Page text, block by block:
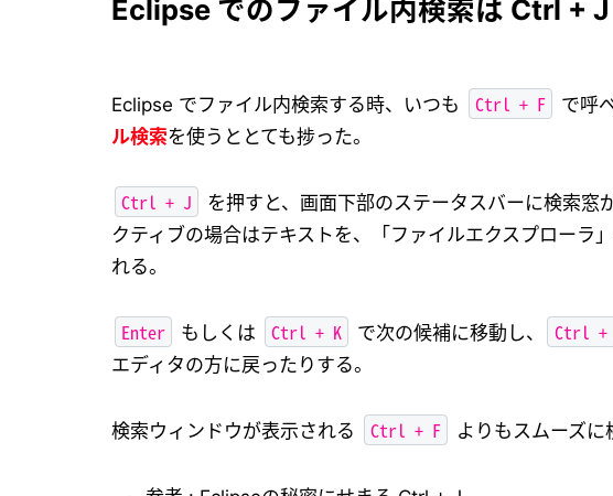
Eclipse でのファイル内検索は Ctrl +
Eclipse でファイル内検索する時、いつも Ctrl + F で呼
ル検索を使うととても捗った。
Ctrl + J
を押すと、画面下部のステータスバーに検索窓
クティブの場合はテキストを、「ファイルエクスプローラ
れる。
Enter もしくは Ctrl + K で次の候補に移動し、 Ctrl +
エディタの方に戻ったりする。
検索ウィンドウが表示される Ctrl + F よりもスムーズに